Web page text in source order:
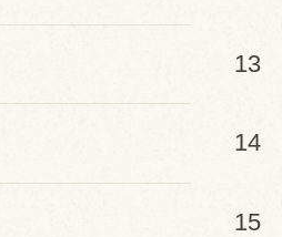
13
14
15